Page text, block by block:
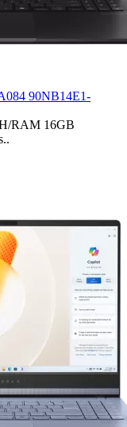
90NB14E1-
RAM 16GB